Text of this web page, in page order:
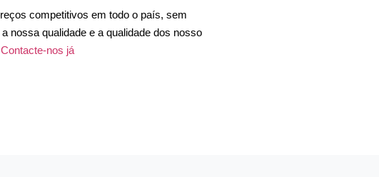
competitivos em todo o país, sem
nossa qualidade e a qualidade dos nosso
Contacte-nos já